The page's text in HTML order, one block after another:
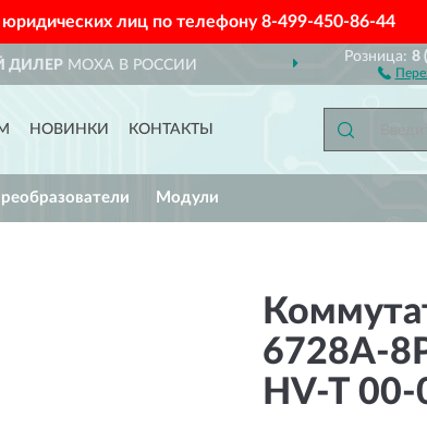
лиц по телефону8-499-450-86-44
ДИЛЕРMOXA В РОССИИ
Розница:8
НОВИНКИ КОНТАКТЫ
Модули
6728A-
HV-T